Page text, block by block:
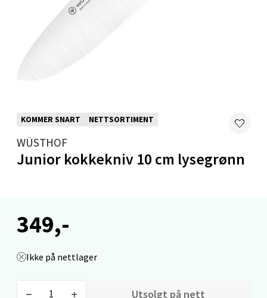
KOMMER SNART NETTSORTIMENT
WÜSTHOF
Junior kokkekniv 10 cm lysegrønn
349,-
Ikke på nettlager
Utsolgt på nett
Åpent i dag 10-20
0 i butikk
Mandal - Alti Mandal
Skarvøyveien 55, 4517 Mandal